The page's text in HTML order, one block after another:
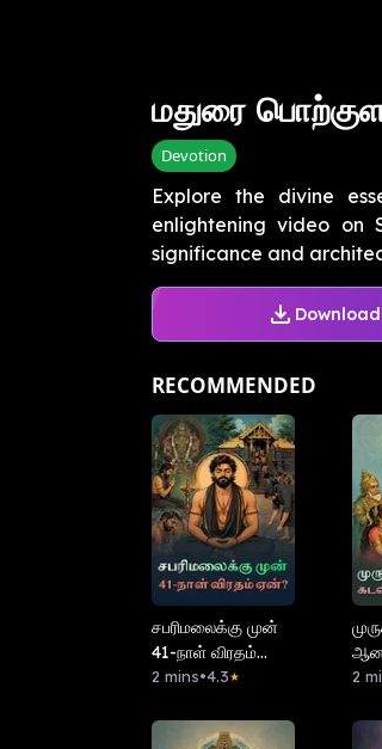
மதுரை
Devotion
Explore the divine
enlightening video on
significance and
RECOMMENDED
சபரிமலைக்கு முன்
41-நாள் விரதம்
ஏன்?
2 mins•4.3★ 2